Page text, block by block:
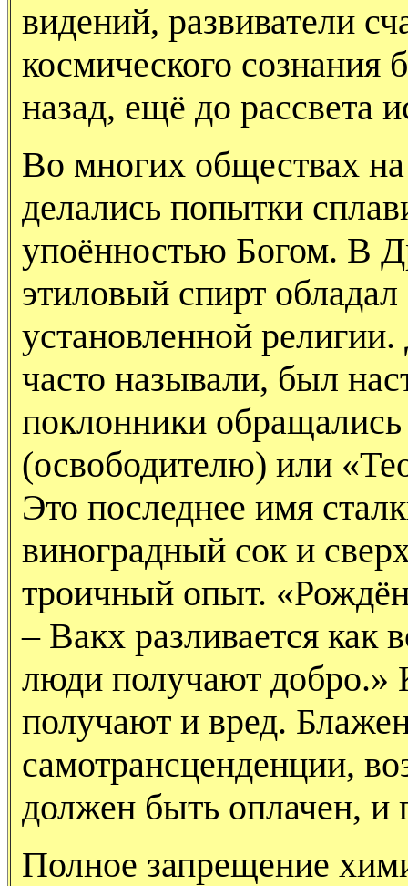
видений, развиватели
космического
назад, ещё до рассвета
Во многих обществах
делались попытки
упоённостью Богом. В
этиловый спирт
установленной
часто называли, был
поклонники
(освободителю) или
Это последнее имя
виноградный сок и
троичный опыт.
– Вакх разливается как
люди получают добро.»
получают и вред.
самотрансценденции,
должен быть оплачен, и
Полное запрещение